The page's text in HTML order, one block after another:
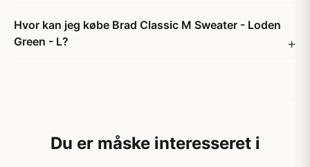
Hvor kan jeg købe Brad Classic M Sweater - Loden
Green - L?
Du er måske interesseret i